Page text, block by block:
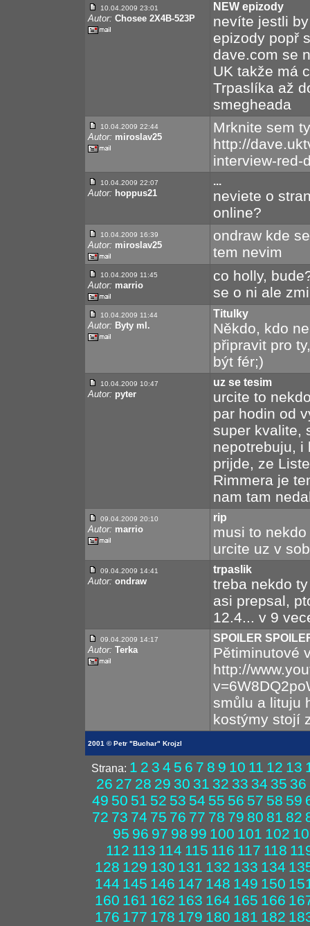
10.04.2009 23:01
Autor: Chosee 2X4B-523P
NEW epizody
nevíte jestli
epizody popř
dave.com se
UK takže má
Trpaslíka až
smegheada
10.04.2009 22:44
Autor: miroslav25
Mrknite sem
http://
interview-red-
10.04.2009 22:07
Autor: hoppus21
...
neviete o
online?
10.04.2009 16:39
Autor: miroslav25
ondraw kde
tem nevim
10.04.2009 11:45
Autor: marrio
co holly,
se o ni ale
10.04.2009 11:44
Autor: Byty ml.
Titulky
Někdo, kdo
připravit pro
být fér;)
10.04.2009 10:47
Autor: pyter
uz se tesim
urcite to
par hodin od
super kvalite,
nepotrebuju, i
prijde, ze
Rimmera je
nam tam
09.04.2009 20:10
Autor: marrio
rip
musi to
urcite uz v
09.04.2009 14:41
Autor: ondraw
trpaslik
treba nekdo
asi prepsal,
12.4... v 9
09.04.2009 14:17
Autor: Terka
SPOILER
Pětiminutové
http://
smůlu a lituju
kostýmy stojí
2001 © Petr "Buchar" Krojzl
Strana: 1 2 3 4 5 6 7 8 9 10 11 12 13
26 27 28 29 30 31 32 33 34 35 36
49 50 51 52 53 54 55 56 57 58 59
72 73 74 75 76 77 78 79 80 81 82
95 96 97 98 99 100 101 102
112 113 114 115 116 117 118
128 129 130 131 132 133 134
144 145 146 147 148 149 150
160 161 162 163 164 165 166
176 177 178 179 180 181 182